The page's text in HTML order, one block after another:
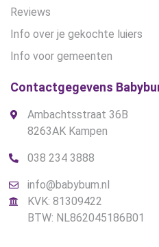
Reviews
Info over je gekochte luiers
Info voor gemeenten
Contactgegevens
Ambachtsstraat 36B
8263AK Kampen
038 234 3888
info@babybum.nl
KVK: 81309422
BTW: NL862045186B01